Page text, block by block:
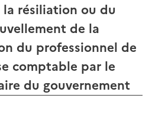
la résiliation ou du
de la
du professionnel de
comptable par le
du gouvernement